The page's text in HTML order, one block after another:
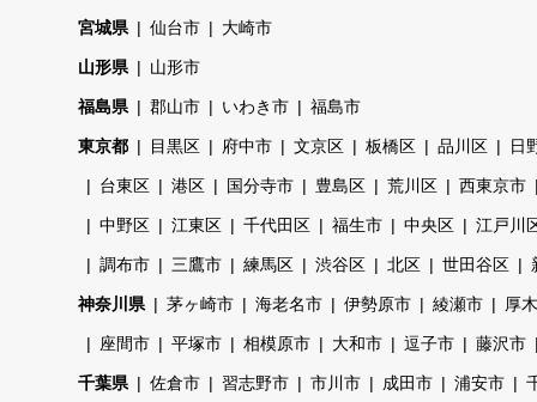
宮城県 仙台市 大崎市
山形県 山形市
福島県 郡山市 いわき市 福島市
東京都 目黒区 府中市 文京区 板橋区 品川区 日
台東区 港区 国分寺市 豊島区 荒川区 西東京市
中野区 江東区 千代田区 福生市 中央区 江戸川
調布市 三鷹市 練馬区 渋谷区 北区 世田谷区
神奈川県 茅ヶ崎市 海老名市 伊勢原市 綾瀬市 厚
座間市 平塚市 相模原市 大和市 逗子市 藤沢市
千葉県 佐倉市 習志野市 市川市 成田市 浦安市